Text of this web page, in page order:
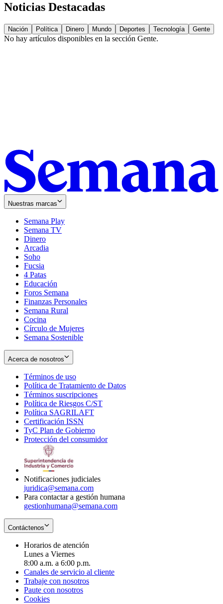
Noticias Destacadas
Nación Política Dinero Mundo Deportes Tecnología Gente
No hay artículos disponibles en la sección Gente.
Nuestras marcas
Semana Play
Semana TV
Dinero
Arcadia
Soho
in
new
window
Fucsia
in
new
window
4 Patas
Educación
Foros Semana
Finanzas Personales
Semana Rural
Cocina
Círculo de Mujeres
Semana Sostenible
Acerca de nosotros
Términos de uso
in
new
window
Política de Tratamiento de Datos
Términos suscripciones
in
Política de Riesgos C/ST
Política SAGRILAFT
new
window
Certificación ISSN
in
new
TyC Plan de Gobierno
in
Protección del consumidorOpens
Notificaciones judiciales
juridica@semana.com
Para contactar a gestión humana
gestionhumana@semana.com
Contáctenos
Horarios de atención
Lunes a Viernes
8:00 a.m. a 6:00 p.m.
Canales de servicio al cliente
Trabaje con nosotros
Paute con nosotros
Cookies